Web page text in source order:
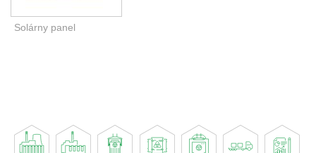
Solárny panel